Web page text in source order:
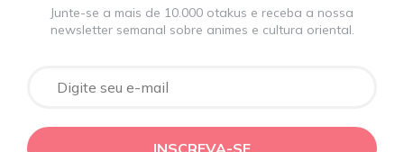
Junte-se a mais de 10.000 otakus e receba a nossa
newsletter semanal sobre animes e cultura oriental.